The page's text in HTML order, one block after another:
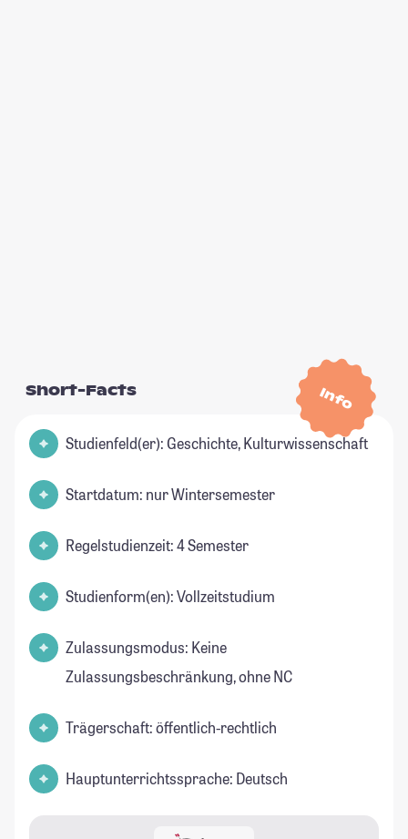
Info
Short-Facts
Studienfeld(er): Geschichte, Kulturwissenschaft
Startdatum: nur Wintersemester
Regelstudienzeit: 4 Semester
Studienform(en): Vollzeitstudium
Zulassungsmodus: Keine
Zulassungsbeschränkung, ohne NC
Trägerschaft: öffentlich-rechtlich
Hauptunterrichtssprache: Deutsch